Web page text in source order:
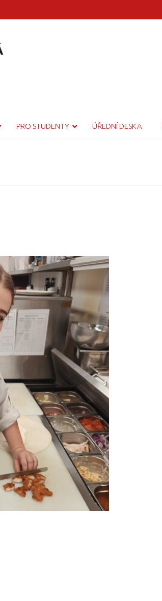
PRO STUDENTY ÚŘEDNÍ DESKA